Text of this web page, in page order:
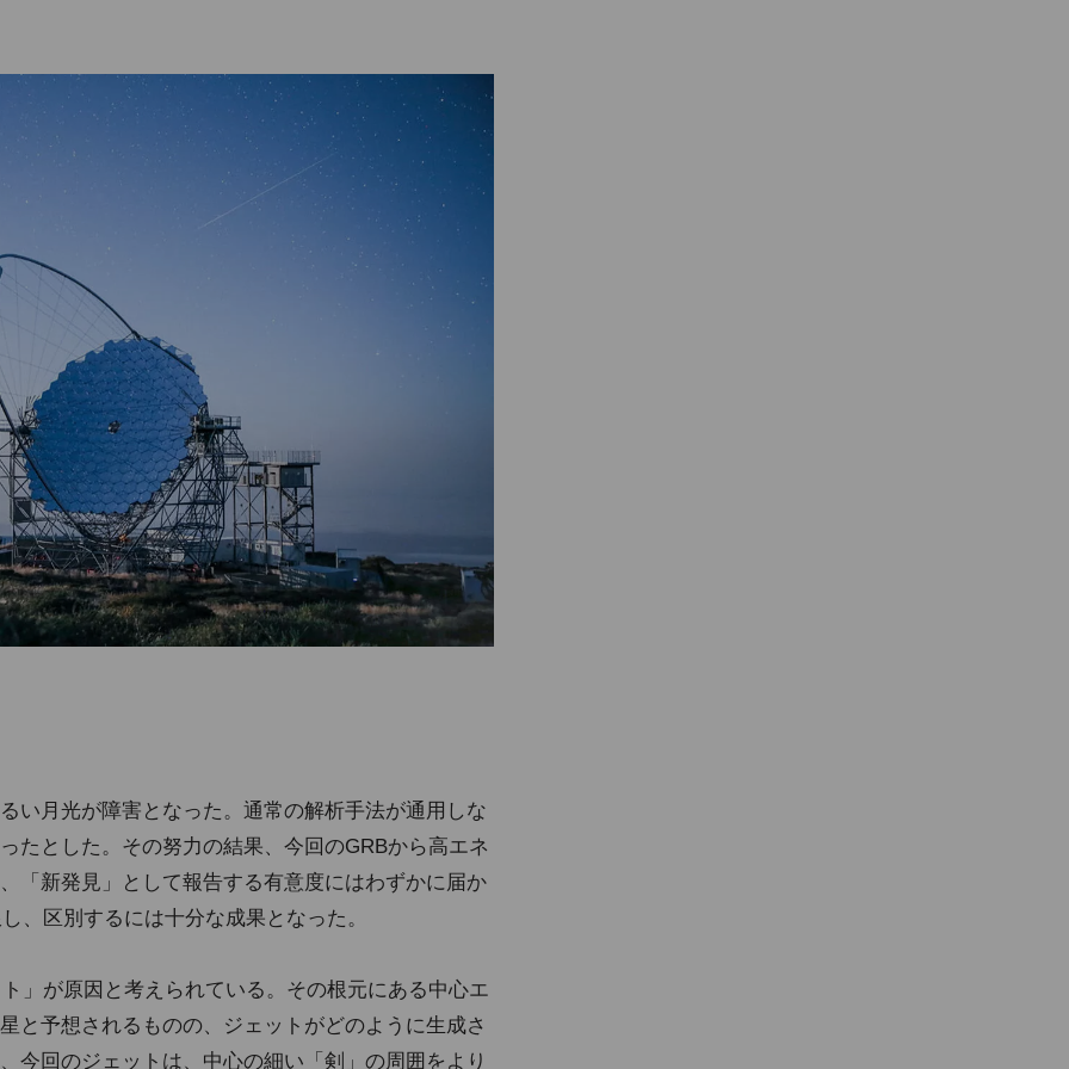
い月光が障害となった。通常の解析手法が通用しな
たとした。その努力の結果、今回のGRBから高エネ
「新発見」として報告する有意度にはわずかに届か
、区別するには十分な成果となった。
」が原因と考えられている。その根元にある中心エ
と予想されるものの、ジェットがどのように生成さ
今回のジェットは、中心の細い「剣」の周囲をより